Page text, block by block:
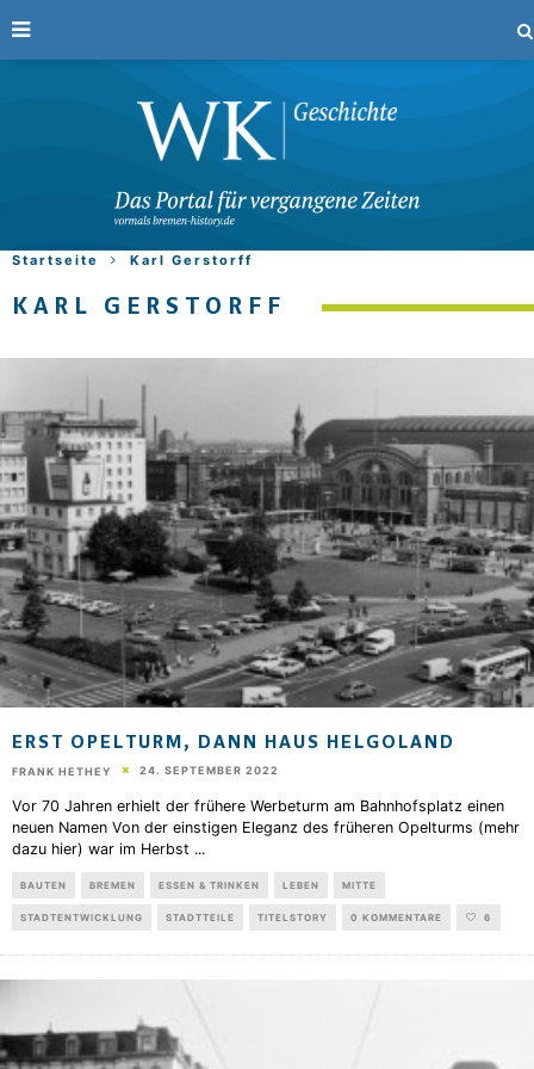
Startseite Karl Gerstorff
KARL GERSTORFF
ERST OPELTURM, DANN HAUS HELGOLAND
FRANK HETHEY 24. SEPTEMBER 2022
Vor 70 Jahren erhielt der frühere Werbeturm am Bahnhofsplatz einen
neuen Namen Von der einstigen Eleganz des früheren Opelturms (mehr
dazu hier) war im Herbst ...
BAUTEN BREMEN ESSEN & TRINKEN LEBEN MITTE
STADTENTWICKLUNG STADTTEILE TITELSTORY 0 KOMMENTARE 6